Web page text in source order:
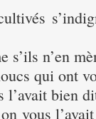
s’ils n’en
qui ont
l’avait bien
vous